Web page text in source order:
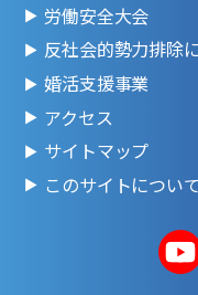
労働安全大会
反社会的勢力排除
婚活支援事業
アクセス
サイトマップ
このサイトについて